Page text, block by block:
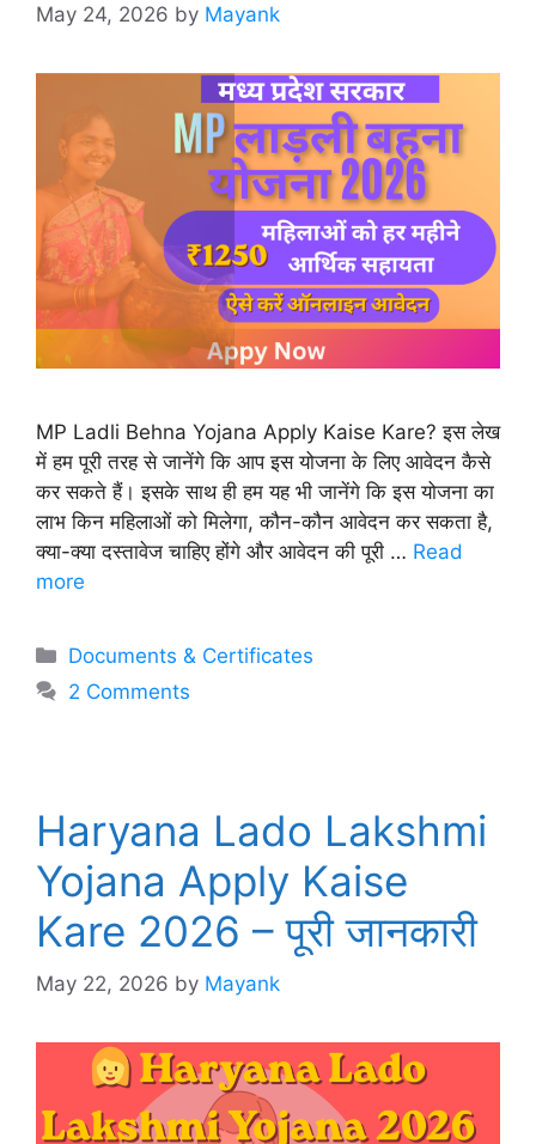
May 24, 2026 by Mayank
MP Ladli Behna Yojana Apply Kaise Kare? इस लेख
में हम पूरी तरह से जानेंगे कि आप इस योजना के लिए आवेदन कैसे
कर सकते हैं। इसके साथ ही हम यह भी जानेंगे कि इस योजना का
लाभ किन महिलाओं को मिलेगा, कौन-कौन आवेदन कर सकता है,
क्या-क्या दस्तावेज चाहिए होंगे और आवेदन की पूरी … Read
more
Categories
Documents & Certificates
2 Comments
Haryana Lado Lakshmi
Yojana Apply Kaise
Kare 2026 – पूरी जानकारी
May 22, 2026 by Mayank